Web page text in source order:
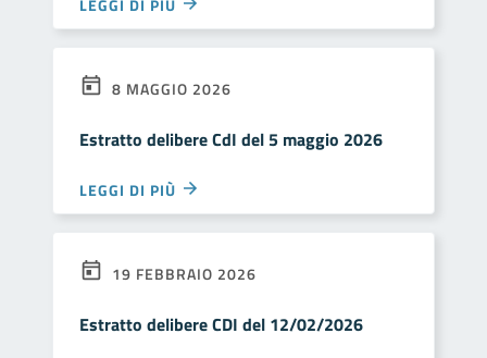
LEGGI DI PIÙ
8 MAGGIO 2026
Estratto delibere CdI del 5 maggio 2026
LEGGI DI PIÙ
19 FEBBRAIO 2026
Estratto delibere CDI del 12/02/2026